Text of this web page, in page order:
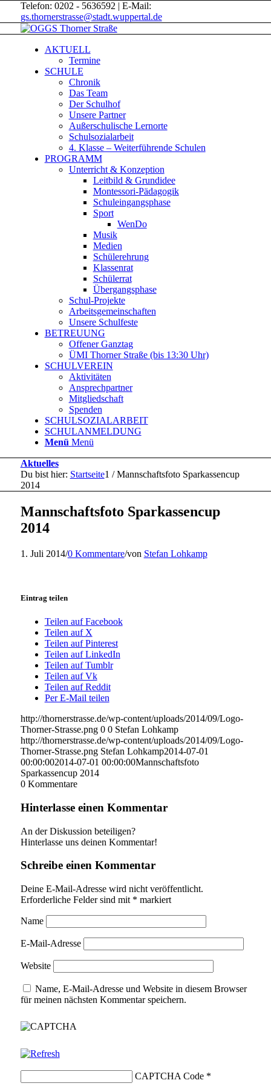
Telefon: 0202 - 5636592 | E-Mail:
gs.thornerstrasse@stadt.wuppertal.de
AKTUELL
Termine
SCHULE
Chronik
Das Team
Der Schulhof
Unsere Partner
Außerschulische Lernorte
Schulsozialarbeit
4. Klasse – Weiterführende Schulen
PROGRAMM
Unterricht & Konzeption
Leitbild & Grundidee
Montessori-Pädagogik
Schuleingangsphase
Sport
WenDo
Musik
Medien
Schülerehrung
Klassenrat
Schülerrat
Übergangsphase
Schul-Projekte
Arbeitsgemeinschaften
Unsere Schulfeste
BETREUUNG
Offener Ganztag
ÜMI Thorner Straße (bis 13:30 Uhr)
SCHULVEREIN
Aktivitäten
Ansprechpartner
Mitgliedschaft
Spenden
SCHULSOZIALARBEIT
SCHULANMELDUNG
Menü Menü
Aktuelles
Du bist hier: Startseite1 / Mannschaftsfoto Sparkassencup
2014
Mannschaftsfoto Sparkassencup
2014
1. Juli 2014/0 Kommentare/von Stefan Lohkamp
Eintrag teilen
Teilen auf Facebook
Teilen auf X
Teilen auf Pinterest
Teilen auf LinkedIn
Teilen auf Tumblr
Teilen auf Vk
Teilen auf Reddit
Per E-Mail teilen
http://thornerstrasse.de/wp-content/uploads/2014/09/Logo-
Thorner-Strasse.png 0 0 Stefan Lohkamp
http://thornerstrasse.de/wp-content/uploads/2014/09/Logo-
Thorner-Strasse.png Stefan Lohkamp2014-07-01
00:00:002014-07-01 00:00:00Mannschaftsfoto
Sparkassencup 2014
0 Kommentare
Hinterlasse einen Kommentar
An der Diskussion beteiligen?
Hinterlasse uns deinen Kommentar!
Schreibe einen Kommentar
Deine E-Mail-Adresse wird nicht veröffentlicht.
Erforderliche Felder sind mit * markiert
Name
E-Mail-Adresse
Website
Name, E-Mail-Adresse und Website in diesem Browser
für meinen nächsten Kommentar speichern.
CAPTCHA Code*